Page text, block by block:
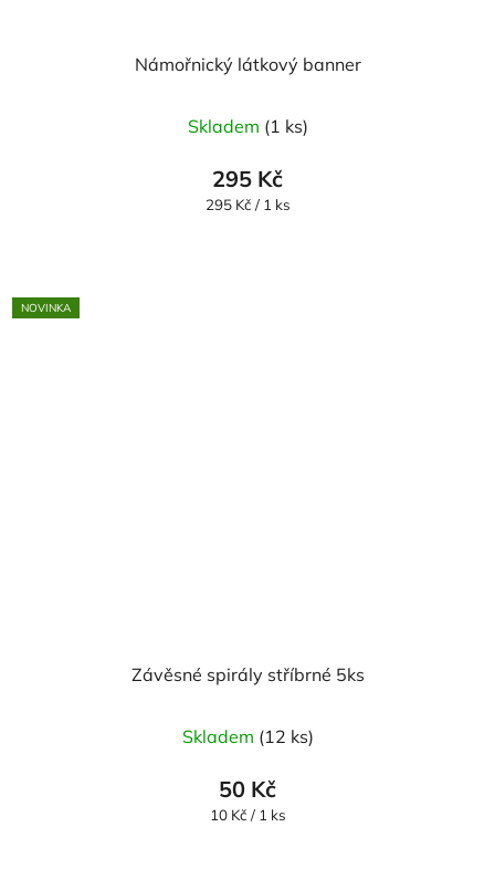
Námořnický látkový banner
Skladem (1 ks)
295 Kč
Měrná
295 Kč / 1 ks
NOVINKA
Závěsné spirály stříbrné 5ks
Skladem (12 ks)
50 Kč
Měrná
10 Kč / 1 ks